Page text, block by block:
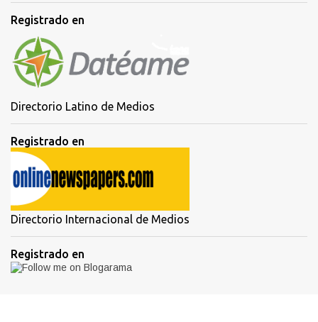
Registrado en
Directorio Latino de Medios
Registrado en
Directorio Internacional de Medios
Registrado en